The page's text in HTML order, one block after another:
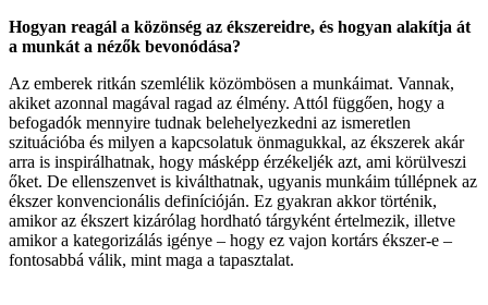
Hogyan reagál a közönség az ékszereidre, és hogyan alakítja át
a munkát a nézők bevonódása?
Az emberek ritkán szemlélik közömbösen a munkáimat. Vannak,
akiket azonnal magával ragad az élmény. Attól függően, hogy a
befogadók mennyire tudnak belehelyezkedni az ismeretlen
szituációba és milyen a kapcsolatuk önmagukkal, az ékszerek akár
arra is inspirálhatnak, hogy másképp érzékeljék azt, ami körülveszi
őket. De ellenszenvet is kiválthatnak, ugyanis munkáim túllépnek az
ékszer konvencionális definícióján. Ez gyakran akkor történik,
amikor az ékszert kizárólag hordható tárgyként értelmezik, illetve
amikor a kategorizálás igénye – hogy ez vajon kortárs ékszer-e –
fontosabbá válik, mint maga a tapasztalat.